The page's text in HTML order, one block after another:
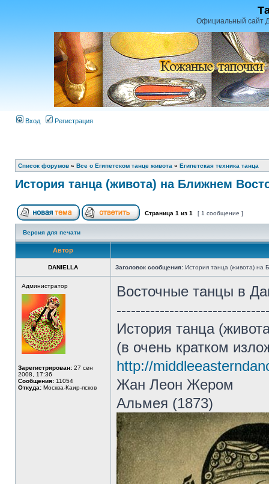
Официальный сайт
Вход Регистрация
Список форумов » Все о Египетском танце живота » Египетская техника танца
История танца (живота) на Ближнем
Страница 1 из 1 [ 1 сообщение ]
Версия для печати
Автор
DANIELLA Заголовок сообщения: История танца (живота) на
Администратор
Зарегистрирован: 27 сен
2008, 17:36
Сообщения: 11054
Откуда: Москва-Каир-псков
Восточные танцы в
История танца
(в очень кратком
http://
Жан Леон Жером
Альмея (1873)